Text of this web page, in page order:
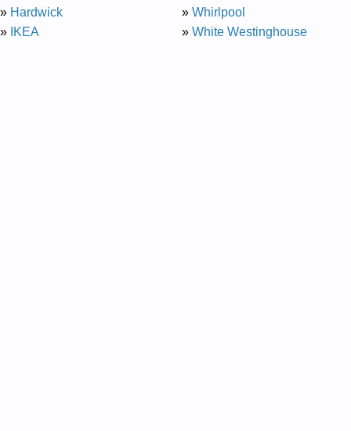
» Hardwick
» IKEA
» Whirlpool
» White Westinghouse